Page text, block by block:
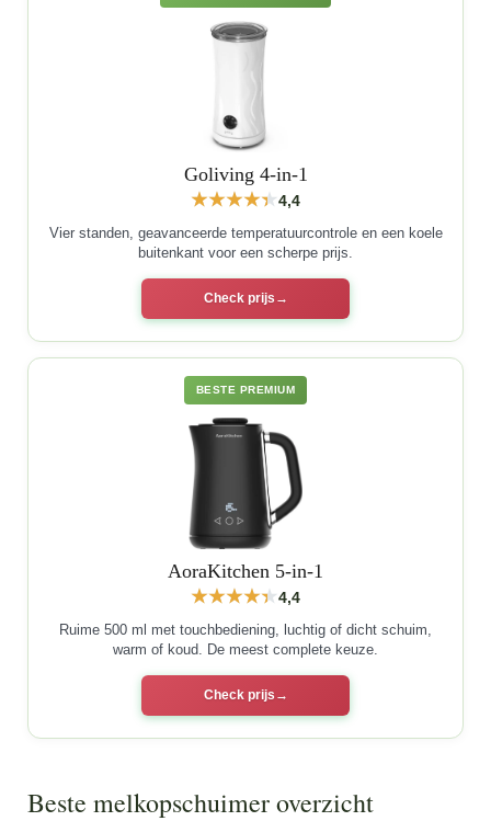
Goliving 4-in-1
4,4
Vier standen, geavanceerde temperatuurcontrole en een koele
buitenkant voor een scherpe prijs.
Check prijs
BESTE PREMIUM
AoraKitchen 5-in-1
4,4
Ruime 500 ml met touchbediening, luchtig of dicht schuim,
warm of koud. De meest complete keuze.
Check prijs
Beste melkopschuimer overzicht